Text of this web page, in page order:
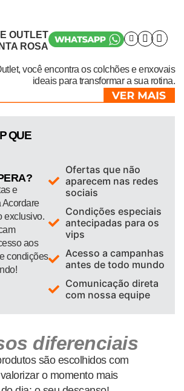
OUTLET
ROSA
você encontra os colchões e enxovais
ideais para transformar a sua rotina.
QUE
e
Acordare
exclusivo.
aos
condições
Ofertas que não
aparecem nas redes
sociais
Condições especiais
antecipadas para os
vips
Acesso a campanhas
antes de todo mundo
Comunicação direta
com nossa equipe
diferenciais
são escolhidos com
o momento mais